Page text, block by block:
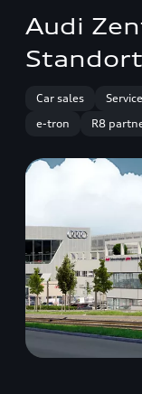
Audi
Car sales
e-tron
R8